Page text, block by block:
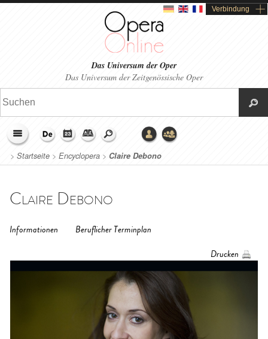
Verbindung
Das Universum der Oper
Das Universum der Zeitgenössische Oper
> Startseite > Encyclopera > Claire Debono
Claire Debono
Informationen
Beruflicher Terminplan
Drucken